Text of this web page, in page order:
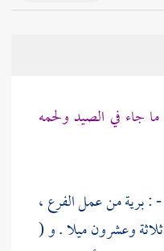
ما جاء في الصيد ولحمه
- : برية من عمل الفرع ،
ثلاثة وعشرون ميلا . و (